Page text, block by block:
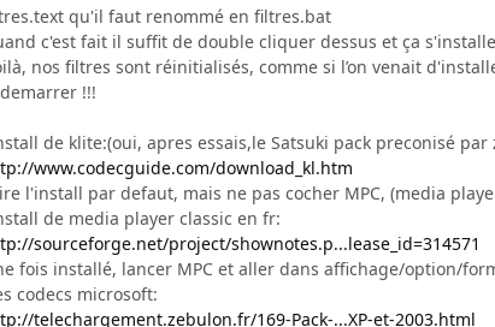
qu'il faut renommé en filtres.bat
c'est fait il suffit de double cliquer dessus et ça
nos filtres sont réinitialisés, comme si l’on venait
!!!
de klite:(oui, apres essais,le Satsuki pack preconisé
www.codecguide.com/download_kl.htm
l'install par defaut, mais ne pas cocher MPC, (media
de media player classic en fr:
sourceforge.net/project/shownotes.p...lease_id=314571
fois installé, lancer MPC et aller dans affichage/option/
codecs microsoft:
telechargement.zebulon.fr/169-Pack-...XP-et-2003.html